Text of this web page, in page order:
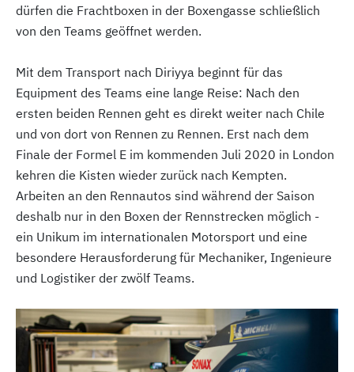
dürfen die Frachtboxen in der Boxengasse schließlich
von den Teams geöffnet werden.
Mit dem Transport nach Diriyya beginnt für das
Equipment des Teams eine lange Reise: Nach den
ersten beiden Rennen geht es direkt weiter nach Chile
und von dort von Rennen zu Rennen. Erst nach dem
Finale der Formel E im kommenden Juli 2020 in London
kehren die Kisten wieder zurück nach Kempten.
Arbeiten an den Rennautos sind während der Saison
deshalb nur in den Boxen der Rennstrecken möglich -
ein Unikum im internationalen Motorsport und eine
besondere Herausforderung für Mechaniker, Ingenieure
und Logistiker der zwölf Teams.